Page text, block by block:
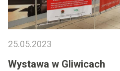
25.05.2023
Wystawa w Gliwicach